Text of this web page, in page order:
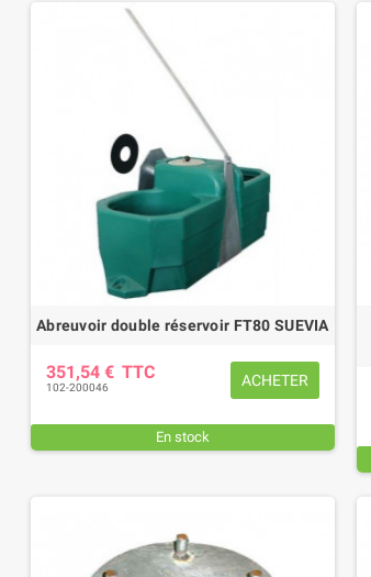
Abreuvoir double réservoir FT80 SUEVIA
351,54 € TTC
102-200046 ACHETER
En stock